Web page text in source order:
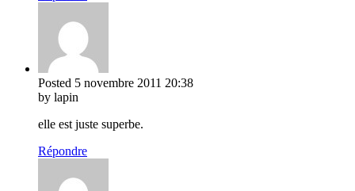
Posted 5 novembre 2011 20:38
by lapin
elle est juste superbe.
Répondre